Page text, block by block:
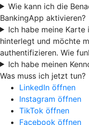
Wie kann ich die
BankingApp aktivieren?
Ich habe meine
hinterlegt und möchte
authentifizieren. Wie
Ich habe meinen
Was muss ich jetzt tun?
LinkedIn öffnen
Instagram öffnen
TikTok öffnen
Facebook öffnen